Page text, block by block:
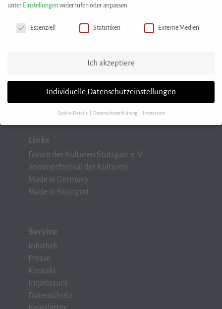
Stuttgarter Interkulturbüro
Mitglied im Bundesverband Netzwerke von
Marktplatz 4 · 70173 Stuttgart
Fax 07 11/248 48 08-88
Links
Forum der Kulturen Stuttgart e. V.
Sommerfestival der Kulturen
Made in Germany
Made in Stuttgart
Service
Infothek
Presse
Kontakt
Impressum
Datenschutz
unter Einstellungenwiderrufen oder anpassen.
Essenziell
Statistiken Externe Medien
Ich akzeptiere
Individuelle Datenschutzeinstellungen
Cookie-Details Datenschutzerklärung Impressum
Datenschutzeinstellungen
geben möchten, müssen Sie Ihre Erziehungsberechtigten um Erlaubnis bitten.
Wir verwenden Cookies und andere Technologien auf unserer Website. Einige
von ihnen sind essenziell, während andere uns helfen, diese Website und Ihre
Erfahrung zu verbessern. Personenbezogene Daten können verarbeitet werden
Hier finden Sie eine Übersicht über alle verwendeten Cookies. Sie können Ihre
anzeigen lassen und so nur bestimmte Cookies auswählen.